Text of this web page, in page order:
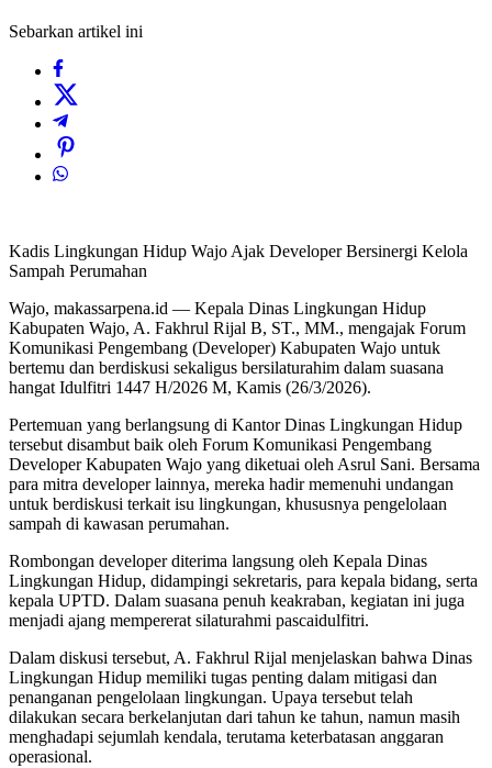
Sebarkan artikel ini
Kadis Lingkungan Hidup Wajo Ajak Developer Bersinergi Kelola
Sampah Perumahan
Wajo, makassarpena.id — Kepala Dinas Lingkungan Hidup
Kabupaten Wajo, A. Fakhrul Rijal B, ST., MM., mengajak Forum
Komunikasi Pengembang (Developer) Kabupaten Wajo untuk
bertemu dan berdiskusi sekaligus bersilaturahim dalam suasana
hangat Idulfitri 1447 H/2026 M, Kamis (26/3/2026).
Pertemuan yang berlangsung di Kantor Dinas Lingkungan Hidup
tersebut disambut baik oleh Forum Komunikasi Pengembang
Developer Kabupaten Wajo yang diketuai oleh Asrul Sani. Bersama
para mitra developer lainnya, mereka hadir memenuhi undangan
untuk berdiskusi terkait isu lingkungan, khususnya pengelolaan
sampah di kawasan perumahan.
Rombongan developer diterima langsung oleh Kepala Dinas
Lingkungan Hidup, didampingi sekretaris, para kepala bidang, serta
kepala UPTD. Dalam suasana penuh keakraban, kegiatan ini juga
menjadi ajang mempererat silaturahmi pascaidulfitri.
Dalam diskusi tersebut, A. Fakhrul Rijal menjelaskan bahwa Dinas
Lingkungan Hidup memiliki tugas penting dalam mitigasi dan
penanganan pengelolaan lingkungan. Upaya tersebut telah
dilakukan secara berkelanjutan dari tahun ke tahun, namun masih
menghadapi sejumlah kendala, terutama keterbatasan anggaran
operasional.